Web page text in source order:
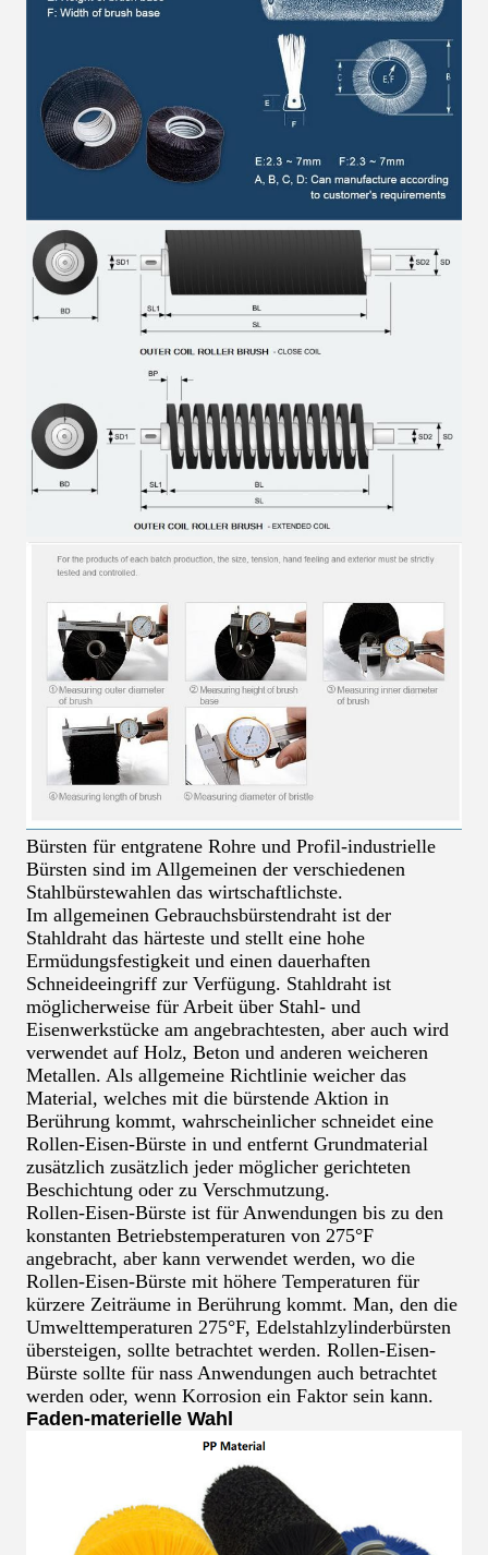
Bürsten für entgratene Rohre und Profil-industrielle
Bürsten sind im Allgemeinen der verschiedenen
Stahlbürstewahlen das wirtschaftlichste.
Im allgemeinen Gebrauchsbürstendraht ist der
Stahldraht das härteste und stellt eine hohe
Ermüdungsfestigkeit und einen dauerhaften
Schneideeingriff zur Verfügung. Stahldraht ist
möglicherweise für Arbeit über Stahl- und
Eisenwerkstücke am angebrachtesten, aber auch wird
verwendet auf Holz, Beton und anderen weicheren
Metallen. Als allgemeine Richtlinie weicher das
Material, welches mit die bürstende Aktion in
Berührung kommt, wahrscheinlicher schneidet eine
Rollen-Eisen-Bürste in und entfernt Grundmaterial
zusätzlich zusätzlich jeder möglicher gerichteten
Beschichtung oder zu Verschmutzung.
Rollen-Eisen-Bürste ist für Anwendungen bis zu den
konstanten Betriebstemperaturen von 275°F
angebracht, aber kann verwendet werden, wo die
Rollen-Eisen-Bürste mit höhere Temperaturen für
kürzere Zeiträume in Berührung kommt. Man, den die
Umwelttemperaturen 275°F, Edelstahlzylinderbürsten
übersteigen, sollte betrachtet werden. Rollen-Eisen-
Bürste sollte für nass Anwendungen auch betrachtet
werden oder, wenn Korrosion ein Faktor sein kann.
Faden-materielle Wahl